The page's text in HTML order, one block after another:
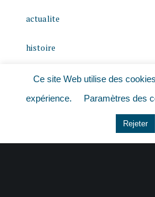
actualite
histoire
Le coin du dirigeant
Non classé
Ce site Web utilise des
expérience.
Paramètres des
Rejeter